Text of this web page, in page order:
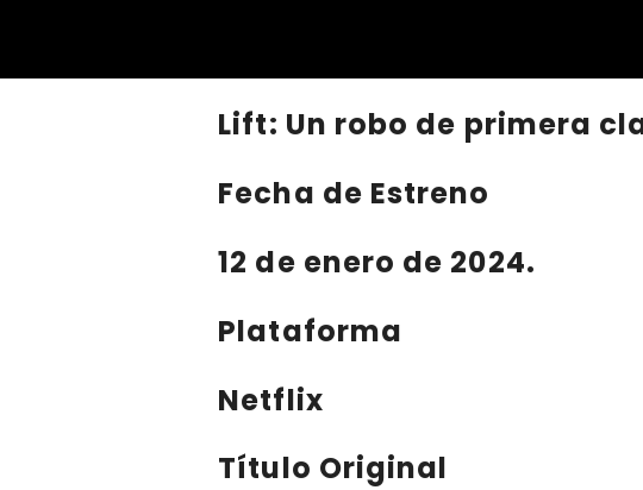
Lift: Un robo de primera
Fecha de Estreno
12 de enero de 2024.
Plataforma
Netflix
Título Original